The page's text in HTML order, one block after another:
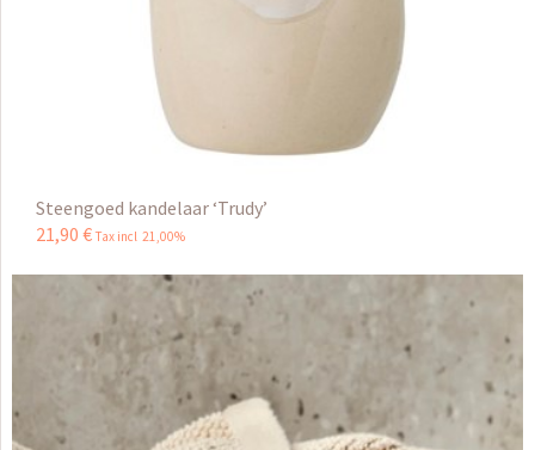
Steengoed kandelaar ‘Trudy’
21,90 € Tax incl 21,00%